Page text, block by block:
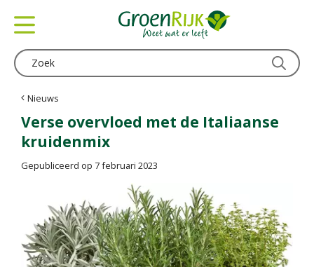
Nieuws
Verse overvloed met de Italiaanse
kruidenmix
Gepubliceerd op 7 februari 2023